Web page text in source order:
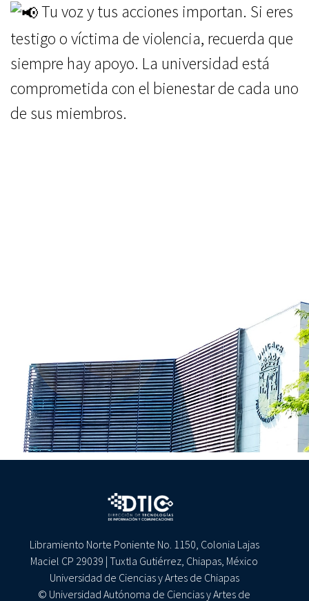
Tu voz y tus acciones importan. Si eres
testigo o víctima de violencia, recuerda que
siempre hay apoyo. La universidad está
comprometida con el bienestar de cada uno
de sus miembros.
Libramiento Norte Poniente No. 1150, Colonia Lajas
Maciel CP 29039 | Tuxtla Gutiérrez, Chiapas, México
Universidad de Ciencias y Artes de Chiapas
© Universidad Autónoma de Ciencias y Artes de